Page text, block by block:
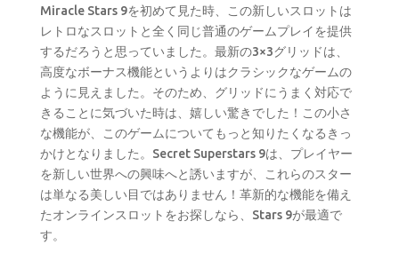
Miracle Stars 9を初めて見た時、この新しいスロットは
レトロなスロットと全く同じ普通のゲームプレイを提供
するだろうと思っていました。最新の3×3グリッドは、
高度なボーナス機能というよりはクラシックなゲームの
ように見えました。そのため、グリッドにうまく対応で
きることに気づいた時は、嬉しい驚きでした！この小さ
な機能が、このゲームについてもっと知りたくなるきっ
かけとなりました。Secret Superstars 9は、プレイヤー
を新しい世界への興味へと誘いますが、これらのスター
は単なる美しい目ではありません！革新的な機能を備え
たオンラインスロットをお探しなら、Stars 9が最適で
す。